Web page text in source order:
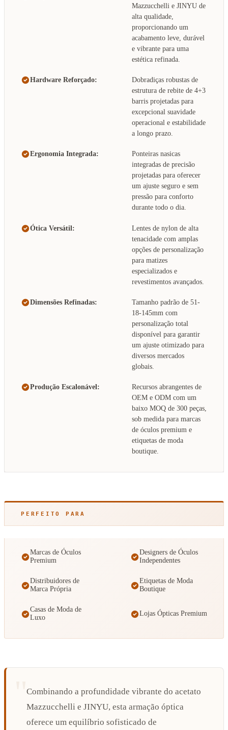
Mazzucchelli e JINYU de
alta qualidade,
proporcionando um
acabamento leve, durável
e vibrante para uma
estética refinada.
Hardware Reforçado:
Dobradiças robustas de
estrutura de rebite de 4+3
barris projetadas para
excepcional suavidade
operacional e estabilidade
a longo prazo.
Ergonomia Integrada:
Ponteiras nasicas
integradas de precisão
projetadas para oferecer
um ajuste seguro e sem
pressão para conforto
durante todo o dia.
Ótica Versátil:
Lentes de nylon de alta
tenacidade com amplas
opções de personalização
para matizes
especializados e
revestimentos avançados.
Dimensões Refinadas:
Tamanho padrão de 51-
18-145mm com
personalização total
disponível para garantir
um ajuste otimizado para
diversos mercados
globais.
Produção Escalonável:
Recursos abrangentes de
OEM e ODM com um
baixo MOQ de 300 peças,
sob medida para marcas
de óculos premium e
etiquetas de moda
boutique.
PERFEITO PARA
Marcas de Óculos
Premium
Designers de Óculos
Independentes
Distribuidores de
Marca Própria
Etiquetas de Moda
Boutique
Casas de Moda de
Luxo
Lojas Ópticas Premium
Combinando a profundidade vibrante do acetato
Mazzucchelli e JINYU, esta armação óptica
oferece um equilíbrio sofisticado de